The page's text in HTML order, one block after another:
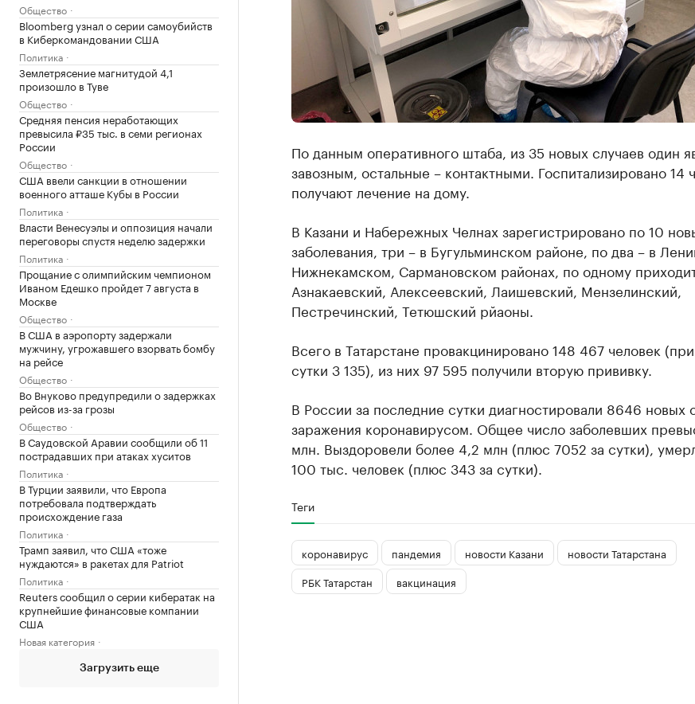
Общество
Bloomberg узнал о серии самоубийств
в Киберкомандовании США
Политика
Землетрясение магнитудой 4,1
произошло в Туве
Общество
Средняя пенсия неработающих
превысила ₽35 тыс. в семи регионах
России
Общество
США ввели санкции в отношении
военного атташе Кубы в России
Политика
Власти Венесуэлы и оппозиция начали
переговоры спустя неделю задержки
Политика
Прощание с олимпийским чемпионом
Иваном Едешко пройдет 7 августа в
Москве
Общество
В США в аэропорту задержали
мужчину, угрожавшего взорвать бомбу
на рейсе
Общество
Во Внуково предупредили о задержках
рейсов из-за грозы
Общество
В Саудовской Аравии сообщили об 11
пострадавших при атаках хуситов
Политика
В Турции заявили, что Европа
потребовала подтверждать
происхождение газа
Политика
Трамп заявил, что США «тоже
нуждаются» в ракетах для Patriot
Политика
Reuters сообщил о серии кибератак на
крупнейшие финансовые компании
США
Новая категория
Загрузить еще
По данным оперативного штаба, из 35 новых случаев один
завозным, остальные – контактными. Госпитализировано 14
получают лечение на дому.
В Казани и Набережных Челнах зарегистрировано по 10
заболевания, три – в Бугульминском районе, по два – в
Нижнекамском, Сармановском районах, по одному
Азнакаевский, Алексеевский, Лаишевский, Мензелинский,
Пестречинский, Тетюшский рйаоны.
Всего в Татарстане провакцинировано 148 467 человек
сутки 3 135), из них 97 595 получили вторую прививку.
В России за последние сутки диагностировали 8646 новых
заражения коронавирусом. Общее число заболевших
млн. Выздоровели более 4,2 млн (плюс 7052 за сутки),
100 тыс. человек (плюс 343 за сутки).
Теги
коронавирус пандемия новости Казани
новости Татарстана
РБК Татарстан
вакцинация